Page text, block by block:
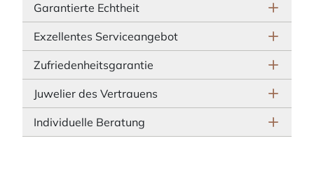
Garantierte Echtheit
Exzellentes Serviceangebot
Zufriedenheitsgarantie
Juwelier des Vertrauens
Individuelle Beratung